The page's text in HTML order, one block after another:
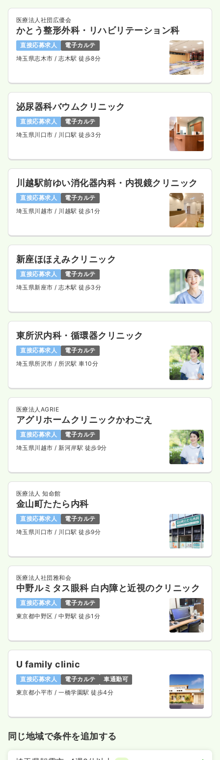
気になる 詳細を見る
救急外来正看護師 一般病院
2交代（常勤）
時間 8:30～17:00
4週8休以上
ブランク可
詳細を見る
3交代（常勤）
給与 28.7万円〜/月 賞与3.2ヶ月
※経験5年の例
一般病院
2交代（常勤）
給与 32.1万円 賞与3.2ヶ月
※経験5年の例
時間 8:30～17:00
外来正看護師 一般病院
日勤のみ（常勤） 一時募集休止
※経験5年の例
時間 8:00～17:00
日祝休み
4週8休以上 月給25万円以上可
詳細を見る
透析正・准看護師 一般病院
日勤のみ（常勤） 一時募集休止
4週8休以上
月給30万円以上可
気になる 詳細を見る
給与 時給 1,500円
時間 8:30～17:00
医療法人社団広優会
かとう整形外科・リハビリテーション科
直接応募求人
電子カルテ
埼玉県志木市 / 志木駅 徒歩8分
泌尿器科バウムクリニック
直接応募求人
電子カルテ
埼玉県川口市 / 川口駅 徒歩3分
川越駅前ゆい消化器内科・内視鏡クリニック
直接応募求人
電子カルテ
埼玉県川越市 / 川越駅 徒歩1分
新座ほほえみクリニック
直接応募求人
電子カルテ
埼玉県新座市 / 志木駅 徒歩3分
東所沢内科・循環器クリニック
直接応募求人
電子カルテ
埼玉県所沢市 / 所沢駅 車10分
医療法人AGRIE
アグリホームクリニックかわごえ
直接応募求人
電子カルテ
埼玉県川越市 / 新河岸駅 徒歩9分
医療法人 知命館
金山町たたら内科
直接応募求人
電子カルテ
埼玉県川口市 / 川口駅 徒歩9分
医療法人社団雅和会
中野ルミタス眼科 白内障と近視のクリニック
直接応募求人
電子カルテ
東京都中野区 / 中野駅 徒歩1分
U family clinic
直接応募求人 電子カルテ
車通勤可
東京都小平市 / 一橋学園駅 徒歩4分
同じ地域で条件を追加する